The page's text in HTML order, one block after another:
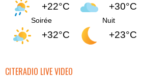
+22°C +30°C
Soirée
+32°C
Nuit
+23°C
CITERADIO LIVE VIDEO